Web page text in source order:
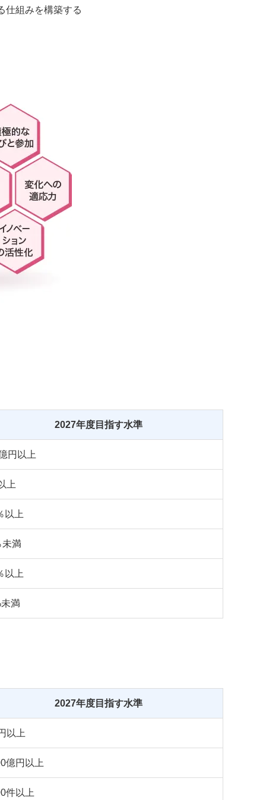
仕組みを構築する
2027年度目指す水準
円以上
上
以上
未満
以上
満
2027年度目指す水準
以上
億円以上
件以上